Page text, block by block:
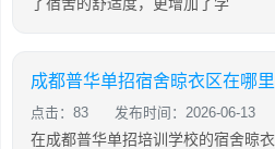
成都普华单招宿舍晾衣区在哪里
点击：83 发布时间：2026-06-13
在成都普华单招培训学校的宿舍晾